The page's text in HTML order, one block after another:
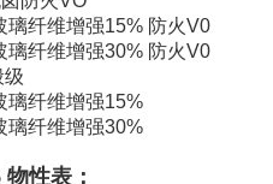
纤维增强15% 防火V0
纤维增强30% 防火V0
纤维增强15%
纤维增强30%
性表：